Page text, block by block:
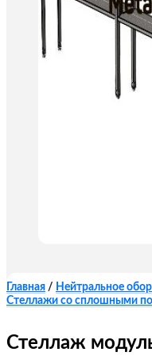
Главная / Нейтральное
Стеллажи со сплошными
Стеллаж